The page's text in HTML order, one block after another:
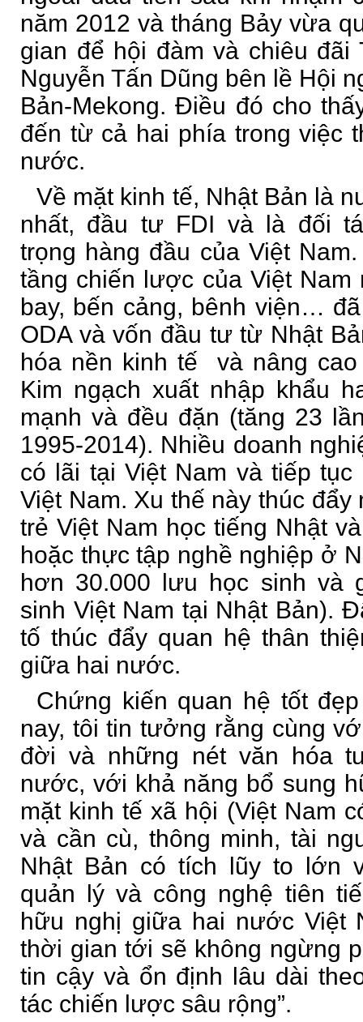
năm 2012 và tháng Bảy vừa
gian để hội đàm và chiêu đãi
Nguyễn Tấn Dũng bên lề Hội
Bản-Mekong. Điều đó cho
đến từ cả hai phía trong việc
nước.
Về mặt kinh tế, Nhật Bản là
nhất, đầu tư FDI và là đối
trọng hàng đầu của Việt
tầng chiến lược của Việt
bay, bến cảng, bênh viện…
ODA và vốn đầu tư từ Nhật
hóa nền kinh tế và nâng
Kim ngạch xuất nhập khẩu
mạnh và đều đặn (tăng 23
1995-2014). Nhiều doanh
có lãi tại Việt Nam và tiếp
Việt Nam. Xu thế này thúc
trẻ Việt Nam học tiếng Nhật
hoặc thực tập nghề nghiệp ở
hơn 30.000 lưu học sinh và
sinh Việt Nam tại Nhật Bản).
tố thúc đẩy quan hệ thân
giữa hai nước.
Chứng kiến quan hệ tốt
nay, tôi tin tưởng rằng cùng
đời và những nét văn hóa
nước, với khả năng bổ sung
mặt kinh tế xã hội (Việt Nam
và cần cù, thông minh, tài
Nhật Bản có tích lũy to lớn
quản lý và công nghệ tiên
hữu nghị giữa hai nước Việt
thời gian tới sẽ không ngừng
tin cậy và ổn định lâu dài
tác chiến lược sâu rộng”.